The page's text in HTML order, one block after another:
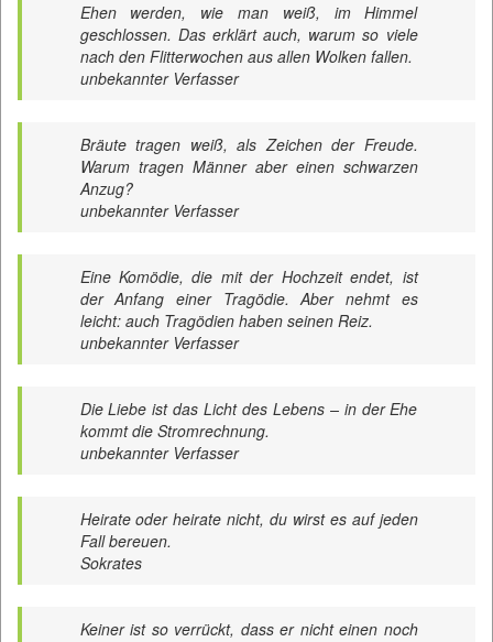
Ehen werden, wie man weiß, im Himmel
geschlossen. Das erklärt auch, warum so viele
nach den Flitterwochen aus allen Wolken fallen.
unbekannter Verfasser
Bräute tragen weiß, als Zeichen der Freude.
Warum tragen Männer aber einen schwarzen
Anzug?
unbekannter Verfasser
Eine Komödie, die mit der Hochzeit endet, ist
der Anfang einer Tragödie. Aber nehmt es
leicht: auch Tragödien haben seinen Reiz.
unbekannter Verfasser
Die Liebe ist das Licht des Lebens – in der Ehe
kommt die Stromrechnung.
unbekannter Verfasser
Heirate oder heirate nicht, du wirst es auf jeden
Fall bereuen.
Sokrates
Keiner ist so verrückt, dass er nicht einen noch